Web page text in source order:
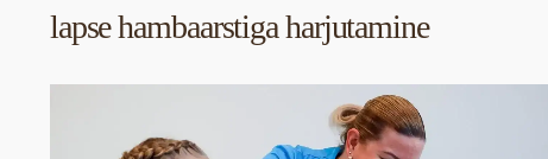
lapse hambaarstiga harjutamine